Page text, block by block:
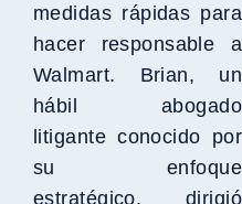
medidas rápidas para
hacer responsable a
Walmart. Brian, un
hábil abogado
litigante conocido por
su enfoque
estratégico, dirigió